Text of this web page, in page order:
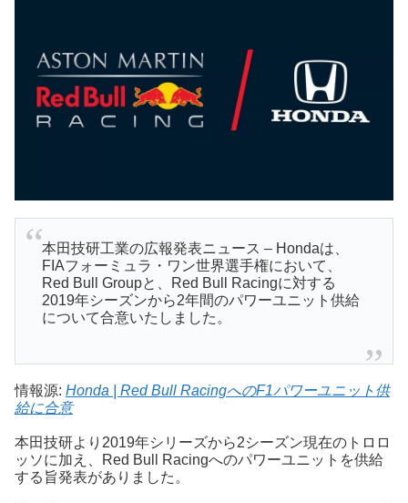
本田技研工業の広報発表ニュース – Hondaは、
FIAフォーミュラ・ワン世界選手権において、
Red Bull Groupと、Red Bull Racingに対する
2019年シーズンから2年間のパワーユニット供給
について合意いたしました。
情報源: Honda | Red Bull RacingへのF1パワーユニット供
給に合意
本田技研より2019年シリーズから2シーズン現在のトロロ
ッソに加え、Red Bull Racingへのパワーユニットを供給
する旨発表がありました。